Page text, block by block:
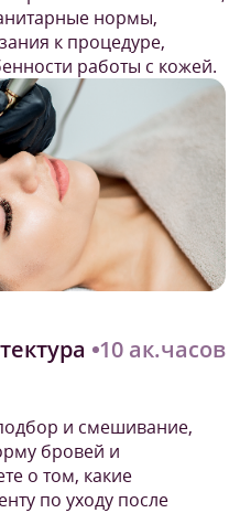
нормы,
к процедуре,
работы с кожей.
10 ак.часов
и смешивание,
бровей и
о том, какие
по уходу после